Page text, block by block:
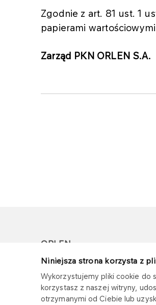
Niniejsza strona korzysta z
Wykorzystujemy pliki cookie do
korzystasz z naszej witryny,
otrzymanymi od Ciebie lub
Zgodnie z art. 81 ust. 1
papierami
Zarząd PKN ORLEN S.A.
ORLEN
Copyright © 1996-2026
Wszystkie prawa